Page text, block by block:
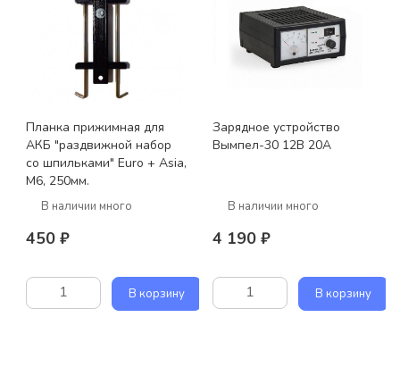
Планка прижимная для
АКБ "раздвижной набор
со шпильками" Euro + Asia,
M6, 250мм.
В наличии много
450 ₽
В корзину
Зарядное устройство
Вымпел-30 12В 20А
В наличии много
4 190 ₽
В корзину